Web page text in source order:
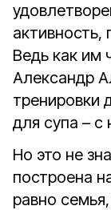
активность,
Ведь как им
Александр
тренировки
для супа – с
Но это не
построена
равно